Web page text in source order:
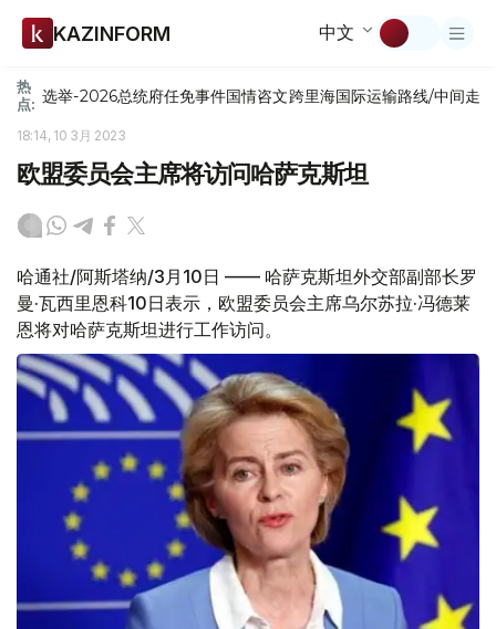
KAZINFORM 中文
热
点: 选举-2026总统府任免事件国情咨文跨里海国际运输路线/中间走廊
18:14, 10 3月 2023
欧盟委员会主席将访问哈萨克斯坦
哈通社/阿斯塔纳/3月10日 —— 哈萨克斯坦外交部副部长罗
曼·瓦西里恩科10日表示，欧盟委员会主席乌尔苏拉·冯德莱
恩将对哈萨克斯坦进行工作访问。